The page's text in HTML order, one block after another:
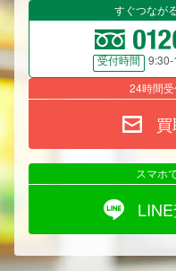
すぐつなが
受付時間
9:30-
24時間
スマホ